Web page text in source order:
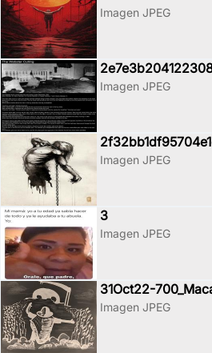
Imagen JPEG
Imagen JPEG
Imagen JPEG
3
Imagen JPEG
31Oct22-
Imagen JPEG